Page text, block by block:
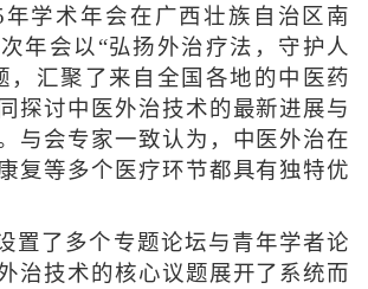
年学术年会在广西壮族自治区南
年会以“弘扬外治疗法，守护人
，汇聚了来自全国各地的中医药
探讨中医外治技术的最新进展与
与会专家一致认为，中医外治在
复等多个医疗环节都具有独特优
置了多个专题论坛与青年学者论
治技术的核心议题展开了系统而